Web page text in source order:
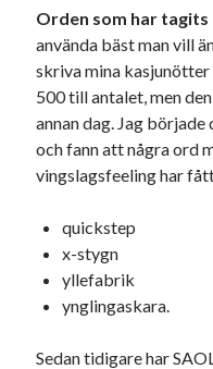
Orden som har
använda bäst man vill
skriva mina
500 till antalet, men
annan dag. Jag
och fann att några ord
vingslagsfeeling har
quickstep
x-stygn
yllefabrik
ynglingaskara.
Sedan tidigare har